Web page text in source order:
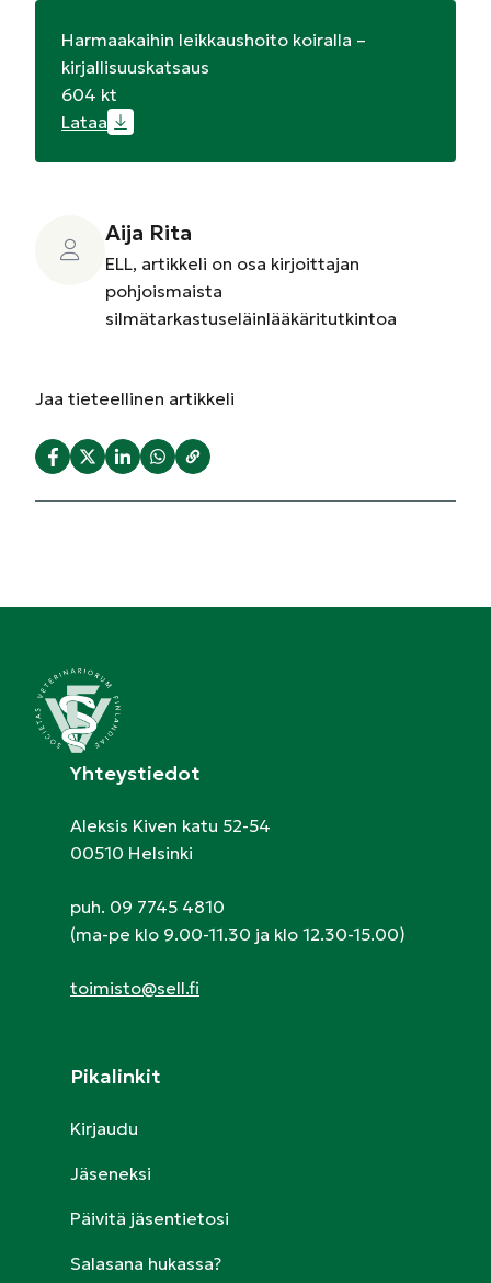
Harmaakaihin leikkaushoito koiralla –
kirjallisuuskatsaus
604 kt
Lataa
Aija Rita
ELL, artikkeli on osa kirjoittajan
pohjoismaista
silmätarkastuseläinlääkäritutkintoa
Jaa tieteellinen artikkeli
Yhteystiedot
Aleksis Kiven katu 52-54
00510 Helsinki
puh. 09 7745 4810
(ma-pe klo 9.00-11.30 ja klo 12.30-15.00)
toimisto@sell.fi
Pikalinkit
Kirjaudu
Jäseneksi
Päivitä jäsentietosi
Salasana hukassa?